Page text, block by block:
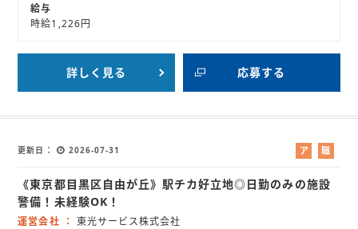
給与
時給1,226円
詳しく見る 応募する
更新日 2026-07-31
ア
バ
職
紹
《東京都目黒区自由が丘》駅チカ好立地◎日勤のみの施設
警備！未経験OK！
運営会社 東光サービス株式会社